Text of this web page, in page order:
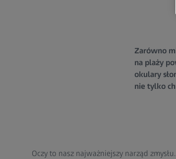
Zarówno
na plaży
okulary
nie tylko
Oczy to nasz najważniejszy narząd